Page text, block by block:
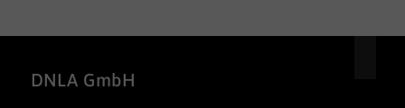
DNLA GmbH